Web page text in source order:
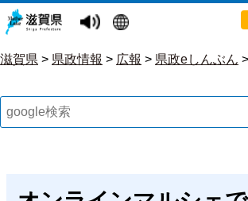
滋賀県 > 県政情報 > 広報 > 県政eしんぶん >